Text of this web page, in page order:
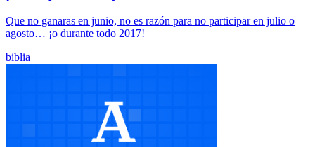
Que no ganaras en junio, no es razón para no participar en julio o
agosto… ¡o durante todo 2017!
biblia